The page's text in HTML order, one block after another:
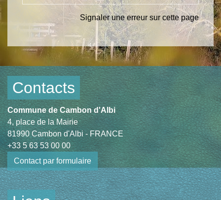
Signaler une erreur sur cette page
Contacts
Commune de Cambon d'Albi
4, place de la Mairie
81990 Cambon d'Albi - FRANCE
+33 5 63 53 00 00
Contact par formulaire